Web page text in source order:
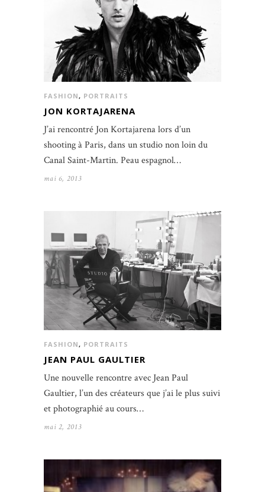
FASHION, PORTRAITS
JON KORTAJARENA
J’ai rencontré Jon Kortajarena lors d’un
shooting à Paris, dans un studio non loin du
Canal Saint-Martin. Peau espagnol…
mai 6, 2013
FASHION, PORTRAITS
JEAN PAUL GAULTIER
Une nouvelle rencontre avec Jean Paul
Gaultier, l’un des créateurs que j’ai le plus suivi
et photographié au cours…
mai 2, 2013